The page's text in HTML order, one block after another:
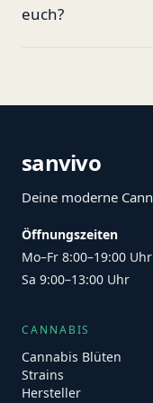
euch?
sanvivo
Deine moderne
Öffnungszeiten
Mo–Fr 8:00–19:00 Uhr
Sa 9:00–13:00 Uhr
CANNABIS
Cannabis Blüten
Strains
Hersteller